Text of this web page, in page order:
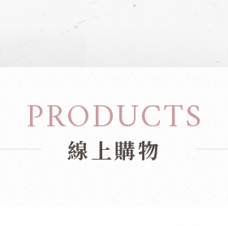
PRODUCTS
線上購物